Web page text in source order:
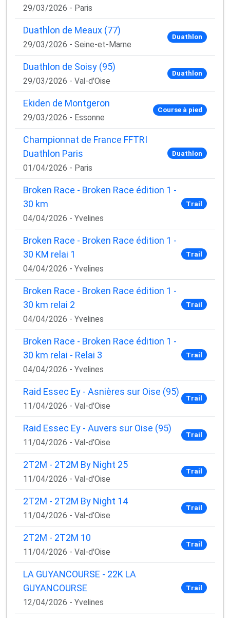
29/03/2026 - Paris
Duathlon de Meaux (77)
29/03/2026 - Seine-et-Marne
Duathlon
Duathlon de Soisy (95)
29/03/2026 - Val-d'Oise
Duathlon
Ekiden de Montgeron
29/03/2026 - Essonne
Course à pied
Championnat de France FFTRI
Duathlon Paris
01/04/2026 - Paris
Duathlon
Broken Race - Broken Race édition 1 -
30 km
04/04/2026 - Yvelines
Trail
Broken Race - Broken Race édition 1 -
30 KM relai 1
04/04/2026 - Yvelines
Trail
Broken Race - Broken Race édition 1 -
30 km relai 2
04/04/2026 - Yvelines
Trail
Broken Race - Broken Race édition 1 -
30 km relai - Relai 3
04/04/2026 - Yvelines
Trail
Raid Essec Ey - Asnières sur Oise (95)
11/04/2026 - Val-d'Oise
Trail
Raid Essec Ey - Auvers sur Oise (95)
11/04/2026 - Val-d'Oise
Trail
2T2M - 2T2M By Night 25
11/04/2026 - Val-d'Oise
Trail
2T2M - 2T2M By Night 14
11/04/2026 - Val-d'Oise
Trail
2T2M - 2T2M 10
11/04/2026 - Val-d'Oise
Trail
LA GUYANCOURSE - 22K LA
GUYANCOURSE
12/04/2026 - Yvelines
Trail